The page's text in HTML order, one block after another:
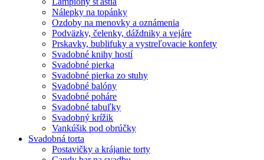
Nálepky na topánky
Ozdoby na menovky a oznámenia
Podväzky, čelenky, dáždniky a vejáre
Prskavky, bublifuky a vystreľovacie konfety
Svadobné knihy hostí
Svadobné pierka
Svadobné pierka zo stuhy
Svadobné balóny
Svadobné poháre
Svadobné tabuľky
Svadobný krížik
Vankúšik pod obrúčky
Svadobná torta
Postavičky a krájanie torty